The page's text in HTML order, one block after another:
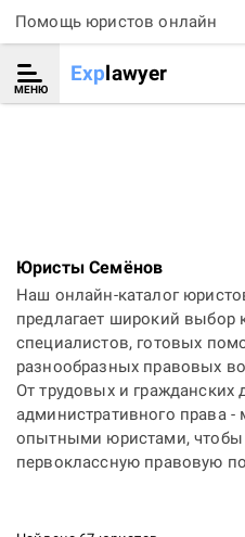
Помощь юристов онлайн
МЕНЮ
Explawyer
Юристы Семёнов
Наш онлайн-каталог
предлагает широкий
специалистов, готовых
разнообразных правовых
От трудовых и гражданских
административного права
опытными юристами, чтобы
первоклассную правовую